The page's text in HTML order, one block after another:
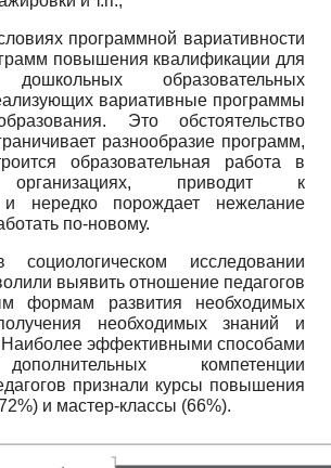
программной вариативности
повышения квалификации для
дошкольных образовательных
вариативные программы
Это обстоятельство
разнообразие программ,
образовательная работа в
организациях, приводит к
и нередко порождает нежелание
по-новому.
исследовании
выявить отношение педагогов
формам развития необходимых
необходимых знаний и
Наиболее эффективными способами
компетенции
признали курсы повышения
и мастер-классы (66%).